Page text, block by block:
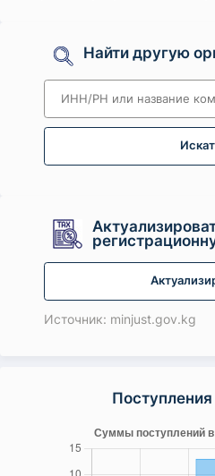
Найти другую
Источник: minjust.gov.kg